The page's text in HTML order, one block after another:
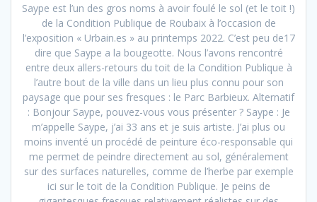
Saype est l’un des gros noms à avoir foulé le sol (et le toit !)
de la Condition Publique de Roubaix à l’occasion de
l’exposition « Urbain.es » au printemps 2022. C’est peu de17
dire que Saype a la bougeotte. Nous l’avons rencontré
entre deux allers-retours du toit de la Condition Publique à
l’autre bout de la ville dans un lieu plus connu pour son
paysage que pour ses fresques : le Parc Barbieux. Alternatif
: Bonjour Saype, pouvez-vous vous présenter ? Saype : Je
m’appelle Saype, j’ai 33 ans et je suis artiste. J’ai plus ou
moins inventé un procédé de peinture éco-responsable qui
me permet de peindre directement au sol, généralement
sur des surfaces naturelles, comme de l’herbe par exemple
ici sur le toit de la Condition Publique. Je peins de